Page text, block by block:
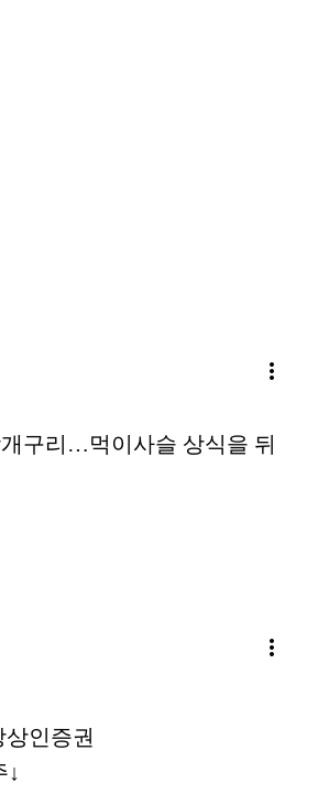
more_vert
구리…먹이사슬 상식을 뒤
more_vert
인증권
↓